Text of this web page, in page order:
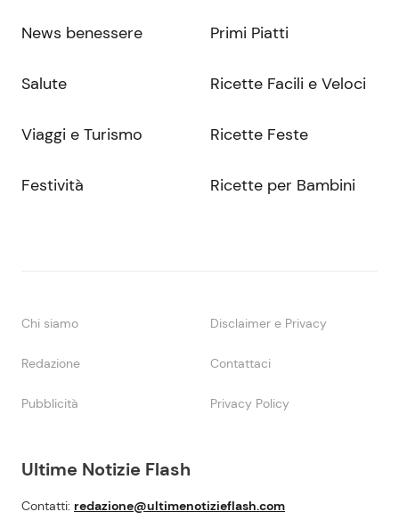
Ultime Notizie Flash
Contatti: redazione@ultimenotizieflash.com
News benessere
Salute
Viaggi e Turismo
Festività
Primi Piatti
Ricette Facili e Veloci
Ricette Feste
Ricette per Bambini
Chi siamo Disclaimer e Privacy
Redazione Contattaci
Pubblicità Privacy Policy